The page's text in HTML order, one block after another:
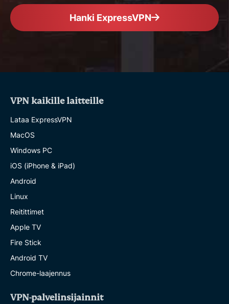
Hanki ExpressVPN
VPN kaikille laitteille
Lataa ExpressVPN
MacOS
Windows PC
iOS (iPhone & iPad)
Android
Linux
Reitittimet
Apple TV
Fire Stick
Android TV
Chrome-laajennus
VPN-palvelinsijainnit